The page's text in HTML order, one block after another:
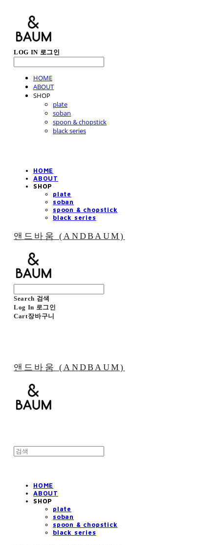
LOG IN 로그인
HOME
ABOUT
SHOP
plate
soban
spoon & chopstick
black series
HOME
ABOUT
SHOP
plate
soban
spoon & chopstick
black series
앤드바움 (ANDBAUM)
Search 검색
Log In 로그인
Cart장바구니
앤드바움 (ANDBAUM)
HOME
ABOUT
SHOP
plate
soban
spoon & chopstick
black series